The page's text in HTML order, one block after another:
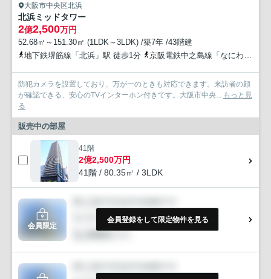
大阪市中央区北浜
北浜ミッドタワー
2億2,500万円
52.68㎡～151.30㎡ (1LDK～3LDK) /築7年 /43階建
地下鉄堺筋線「北浜」駅 徒歩1分
京阪電鉄中之島線「なにわ橋」駅 徒歩5分
防犯カメラを設置しており、万が一のときも対応できます。来訪者の顔
が確認できる、安心のTVインターホン付きです。大阪市中央... もっと見
る
販売中の部屋
41階
2億2,500万円
41階 / 80.35㎡ / 3LDK
会員限定
会員登録をして限定物件を見る